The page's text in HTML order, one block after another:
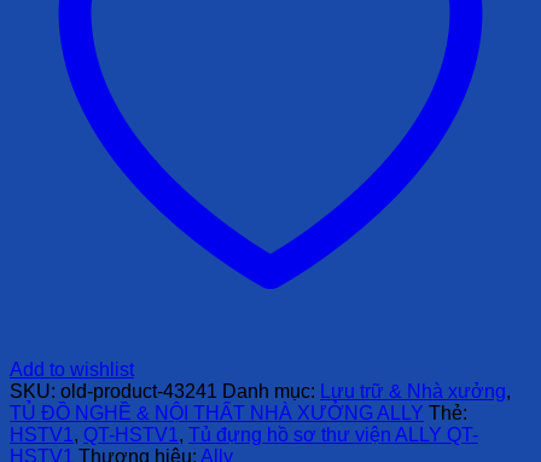
Add to wishlist
SKU: old-product-43241 Danh mục: Lưu trữ & Nhà xưởng,
TỦ ĐỒ NGHỀ & NỘI THẤT NHÀ XƯỞNG ALLY Thẻ:
HSTV1 , QT-HSTV1 , Tủ đựng hồ sơ thư viện ALLY QT-
HSTV1 Thương hiệu: Ally